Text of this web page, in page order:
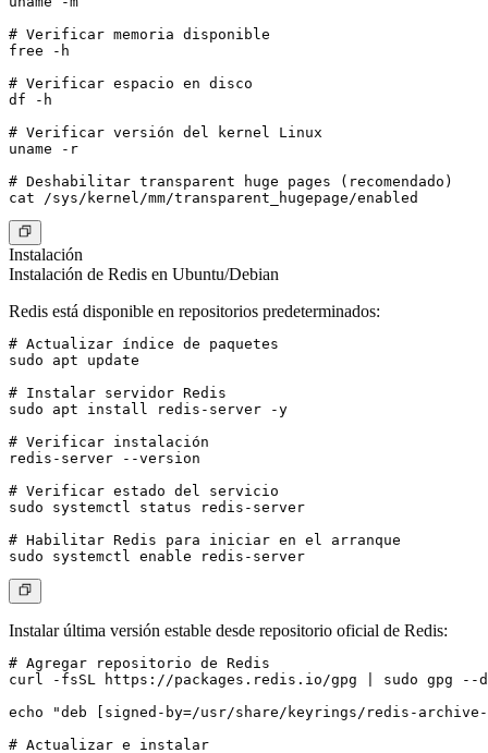
# Verificar memoria disponible
free -h
# Verificar espacio en disco
df -h
# Verificar versión del kernel Linux
uname -r
# Deshabilitar transparent huge pages (recomendado)
Instalación
Instalación de Redis en Ubuntu/Debian
Redis está disponible en repositorios predeterminados:
# Actualizar índice de paquetes
sudo apt update
# Instalar servidor Redis
sudo apt install redis-server -y
# Verificar instalación
redis-server --version
# Verificar estado del servicio
sudo systemctl status redis-server
# Habilitar Redis para iniciar en el arranque
Instalar última versión estable desde repositorio oficial de Redis:
# Agregar repositorio de Redis
curl -fsSL https://packages.redis.io/gpg | sudo gpg --
echo "deb [signed-by=/usr/share/keyrings/redis-
# Actualizar e instalar